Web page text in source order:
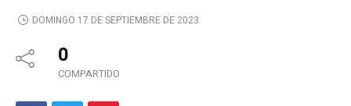
DOMINGO 17 DE SEPTIEMBRE DE 2023
0
COMPARTIDO